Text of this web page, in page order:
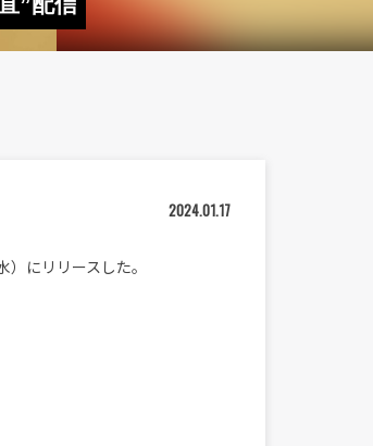
2024.01.17
にリリースした。